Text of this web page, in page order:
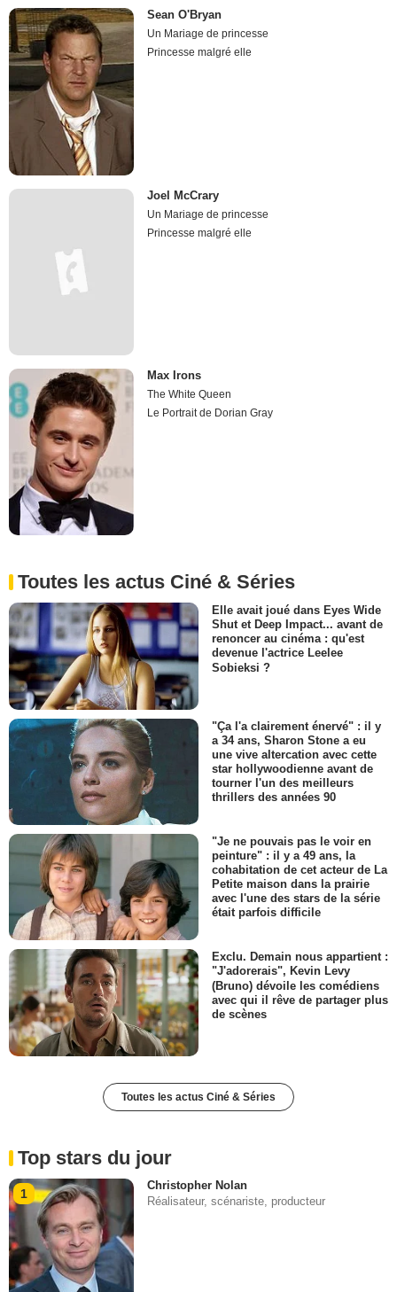
Sean O'Bryan
Un Mariage de princesse
Princesse malgré elle
Joel McCrary
Un Mariage de princesse
Princesse malgré elle
Max Irons
The White Queen
Le Portrait de Dorian Gray
Toutes les actus Ciné & Séries
Elle avait joué dans Eyes Wide
Shut et Deep Impact... avant de
renoncer au cinéma : qu'est
devenue l'actrice Leelee
Sobieksi ?
"Ça l'a clairement énervé" : il y
a 34 ans, Sharon Stone a eu
une vive altercation avec cette
star hollywoodienne avant de
tourner l'un des meilleurs
thrillers des années 90
"Je ne pouvais pas le voir en
peinture" : il y a 49 ans, la
cohabitation de cet acteur de La
Petite maison dans la prairie
avec l'une des stars de la série
était parfois difficile
Exclu. Demain nous appartient :
"J'adorerais", Kevin Levy
(Bruno) dévoile les comédiens
avec qui il rêve de partager plus
de scènes
Toutes les actus Ciné & Séries
Top stars du jour
1
Christopher Nolan
Réalisateur, scénariste, producteur